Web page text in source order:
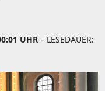
UHR – LESEDAUER: